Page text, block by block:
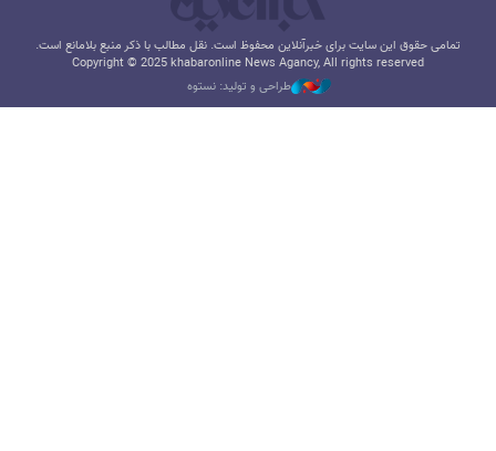
تمامی حقوق این سایت برای خبرآنلاین محفوظ است. نقل مطالب با ذکر منبع بلامانع است.
Copyright © 2025 khabaronline News Agancy, All rights reserved
طراحی و تولید: نستوه